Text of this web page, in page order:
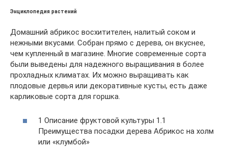
Энциклопедия растений
Домашний абрикос восхитителен, налитый соком и
нежными вкусами. Собран прямо с дерева, он вкуснее,
чем купленный в магазине. Многие современные сорта
были выведены для надежного выращивания в более
прохладных климатах. Их можно выращивать как
плодовые дервья или декоративные кусты, есть даже
карликовые сорта для горшка.
1 Описание фруктовой культуры 1.1
Преимущества посадки дерева Абрикос на холм
или «клумбой»